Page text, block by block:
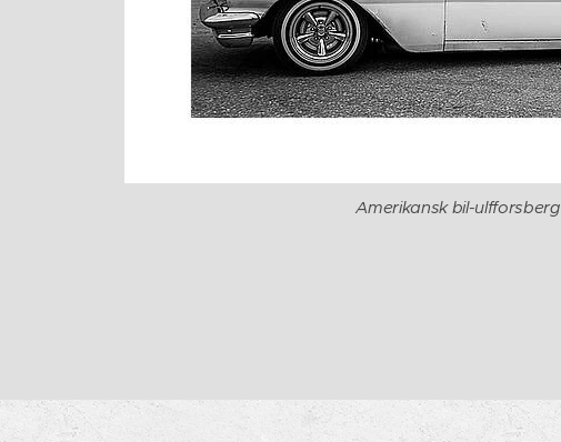
Amerikansk bil-ulfforsberg